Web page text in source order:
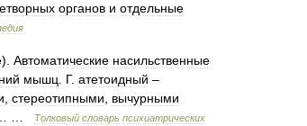
органов и отдельные
). Автоматические насильственные
мышц Г. атетоидный –
стереотипными
вычурными
Толковый словарь психиатрических